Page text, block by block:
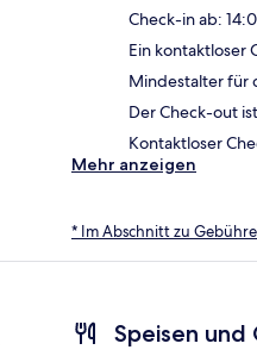
Check-in ab:
Ein kontaktloser
Mindestalter für
Der Check-out
Kontaktloser
Mehr anzeigen
* Im Abschnitt zu
Speisen und